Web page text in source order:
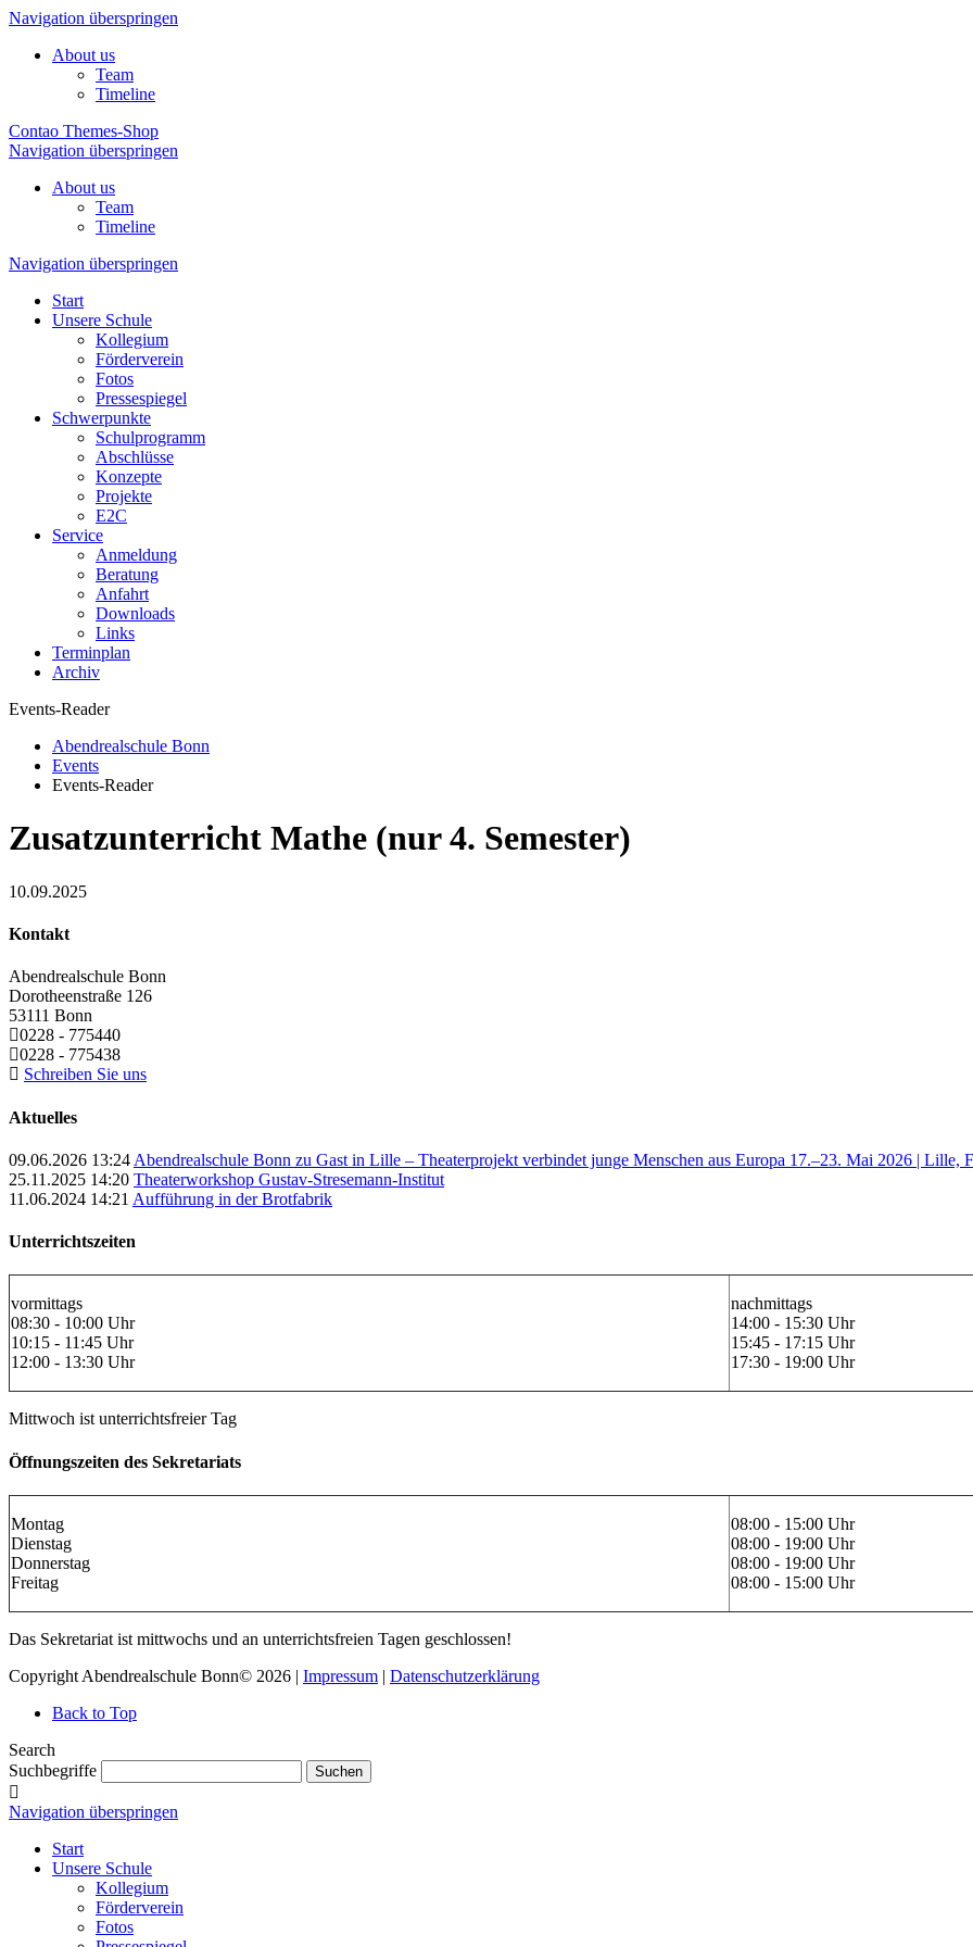
Navigation überspringen
About us
Team
Timeline
Contao Themes-Shop
Navigation überspringen
About us
Team
Timeline
Navigation überspringen
Start
Unsere Schule
Kollegium
Förderverein
Fotos
Pressespiegel
Schwerpunkte
Schulprogramm
Abschlüsse
Konzepte
Projekte
E2C
Service
Anmeldung
Beratung
Anfahrt
Downloads
Links
Terminplan
Archiv
Events-Reader
Abendrealschule Bonn
Events
Events-Reader
Zusatzunterricht Mathe (nur 4. Semester)
10.09.2025
Kontakt
Abendrealschule Bonn
Dorotheenstraße 126
53111 Bonn
0228 - 775440
0228 - 775438
Schreiben Sie uns
Aktuelles
09.06.2026 13:24 Abendrealschule Bonn zu Gast in Lille – Theaterprojekt verbindet junge Menschen aus Europa 17.–23. Mai 2026 | Lille,
25.11.2025 14:20 Theaterworkshop Gustav-Stresemann-Institut
11.06.2024 14:21 Aufführung in der Brotfabrik
Unterrichtszeiten
vormittags
08:30 - 10:00 Uhr
10:15 - 11:45 Uhr
12:00 - 13:30 Uhr
nachmittags
14:00 - 15:30 Uhr
15:45 - 17:15 Uhr
17:30 - 19:00 Uhr
Mittwoch ist unterrichtsfreier Tag
Öffnungszeiten des Sekretariats
Montag
Dienstag
Donnerstag
Freitag
08:00 - 15:00 Uhr
08:00 - 19:00 Uhr
08:00 - 19:00 Uhr
08:00 - 15:00 Uhr
Das Sekretariat ist mittwochs und an unterrichtsfreien Tagen geschlossen!
Copyright Abendrealschule Bonn© 2026 | Impressum | Datenschutzerklärung
Back to Top
Search
Suchbegriffe
Suchen
Navigation überspringen
Start
Unsere Schule
Kollegium
Förderverein
Fotos